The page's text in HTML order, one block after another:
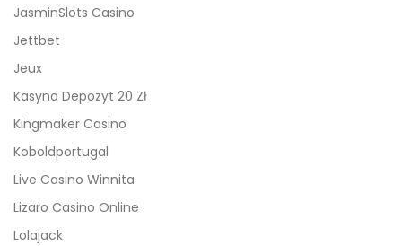
JasminSlots Casino
Jettbet
Jeux
Kasyno Depozyt 20 Zł
Kingmaker Casino
Koboldportugal
Live Casino Winnita
Lizaro Casino Online
Lolajack